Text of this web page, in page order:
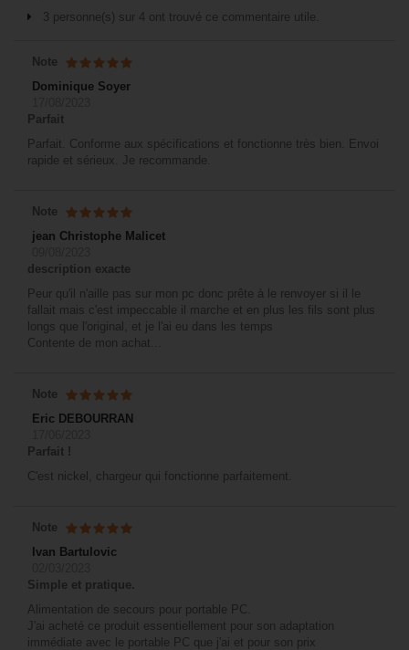
3 personne(s) sur 4 ont trouvé ce commentaire utile.
Note
Dominique Soyer
Parfait
Parfait. Conforme aux spécifications et fonctionne très bien. Envoi
rapide et sérieux. Je recommande.
Note
jean Christophe Malicet
description exacte
Peur qu'il n'aille pas sur mon pc donc prête à le renvoyer si il le
fallait mais c'est impeccable il marche et en plus les fils sont plus
longs que l'original, et je l'ai eu dans les temps
Contente de mon achat...
Note
Eric DEBOURRAN
Parfait !
C'est nickel, chargeur qui fonctionne parfaitement.
Note
Ivan Bartulovic
Simple et pratique.
Alimentation de secours pour portable PC.
J'ai acheté ce produit essentiellement pour son adaptation
immédiate avec le portable PC que j'ai et pour son prix